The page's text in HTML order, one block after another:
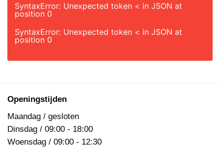
SyntaxError: Unexpected token < in JSON at
position 0
SyntaxError: Unexpected token < in JSON at
position 0
Openingstijden
Maandag / gesloten
Dinsdag / 09:00 - 18:00
Woensdag / 09:00 - 12:30